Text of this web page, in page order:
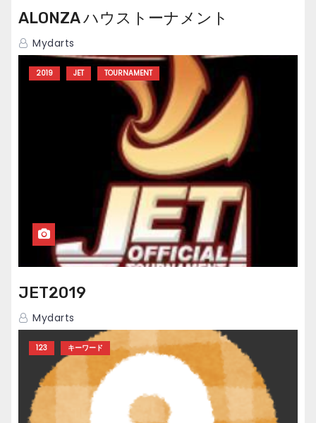
ALONZA ハウストーナメント
Mydarts
2019 JET TOURNAMENT
JET2019
Mydarts
123 キーワード